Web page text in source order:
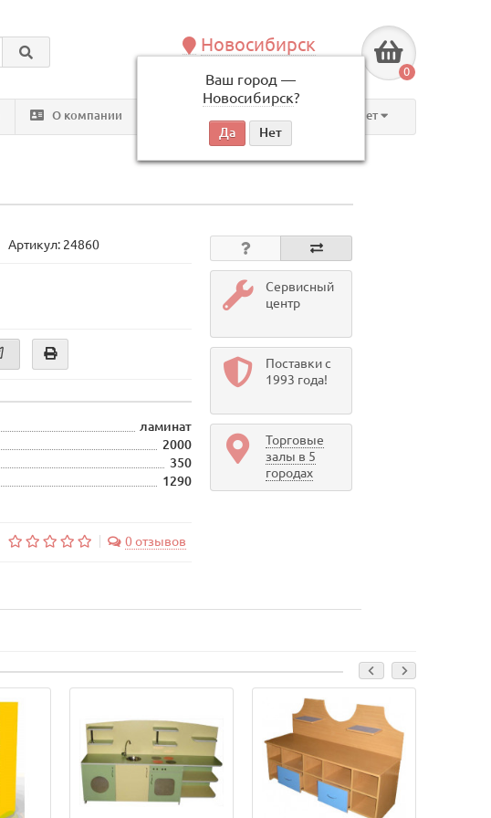
Новосибирск
Ваш город —
Новосибирск?
по будням, с 09:00 до 18:00
0
О компании Личный кабинет
Артикул: 24860
ламинат
2000
350
1290
0 отзывов
Сервисный
центр
Поставки с
1993 года!
Торговые
залы в 5
городах